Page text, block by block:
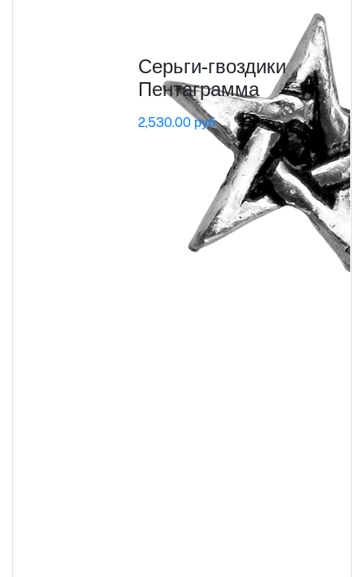
Серьги-гвоздики
Пентаграмма
2,530.00 руб